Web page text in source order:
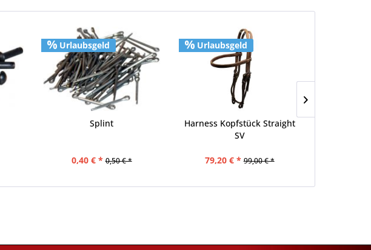
Urlaubsgeld
Splint
0,40 € * 0,50 € *
Urlaubsgeld
Harness Kopfstück Straight
SV
79,20 € * 99,00 € *